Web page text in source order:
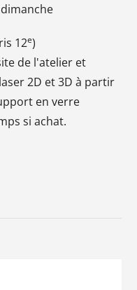
12e)
de l'atelier et
2D et 3D à partir
en verre
si achat.